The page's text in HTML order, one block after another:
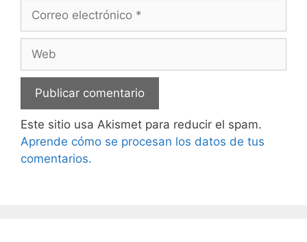
electrónico
Este sitio usa Akismet para reducir el spam.
Aprende cómo se procesan los datos de tus
comentarios.